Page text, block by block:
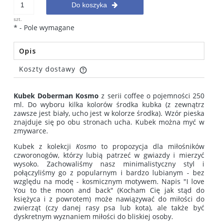
szt.
Do koszyka
* - Pole wymagane
Opis
Koszty dostawy
Cena nie zawiera ewentualnych kosztów płatności
Kubek Doberman Kosmo z serii coffee o pojemności 250
ml. Do wyboru kilka kolorów środka kubka (z zewnątrz
zawsze jest biały, ucho jest w kolorze środka). Wzór pieska
znajduje się po obu stronach ucha. Kubek można myć w
zmywarce.
Kubek z kolekcji Kosmo to propozycja dla miłośników
czworonogów, którzy lubią patrzeć w gwiazdy i mierzyć
wysoko. Zachowaliśmy nasz minimalistyczny styl i
połączyliśmy go z popularnym i bardzo lubianym - bez
względu na modę - kosmicznym motywem. Napis "I love
You to the moon and back" (Kocham Cię jak stąd do
księżyca i z powrotem) może nawiązywać do miłości do
zwierząt (czy danej rasy psa lub kota), ale także być
dyskretnym wyznaniem miłości do bliskiej osoby.